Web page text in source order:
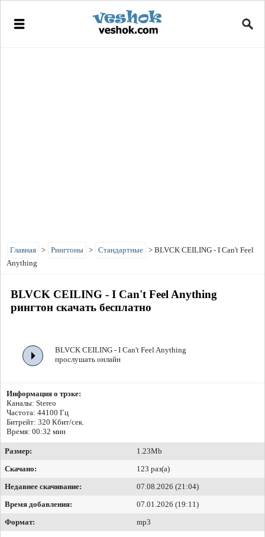
Главная > Рингтоны > Стандартные > BLVCK CEILING - I Can't Feel
Anything
BLVCK CEILING - I Can't Feel Anything
рингтон скачать бесплатно
BLVCK CEILING - I Can't Feel Anything
прослушать онлайн
Информация о трэке:
Каналы: Stereo
Частота: 44100 Гц
Битрейт: 320 Кбит/сек.
Время: 00:32 мин
Размер:
1.23Mb
Скачано:
123 раз(а)
Недавнее скачивание:
07.08.2026 (21:04)
Время добавления:
07.01.2026 (19:11)
Формат:
mp3